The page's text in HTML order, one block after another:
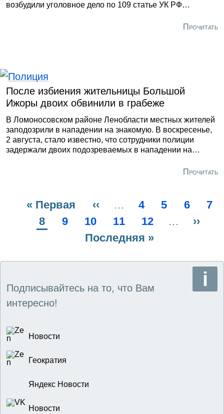
возбудили уголовное дело по 109 статье УК РФ
двух детей при пожаре на Будапештской улице. Об этом
обстоятельств произошедшего», — рассказали в
ведомстве.
Прочитать
После избиения жительницы Большой
Ижоры двоих обвинили в грабеже
В Ломоносовском районе Ленобласти местных жителей
заподозрили в нападении на знакомую. В воскресенье,
2 августа, стало известно, что сотрудники полиции
задержали двоих подозреваемых в нападении на
более полумиллиона рублей. По данным регионального
и похитили крупную сумму денег. Правоохранители
установили, что вечером 28 июля в квартире женщины
произошёл конфликт.
Прочитать
Нумерация
страниц
Первая
страница
« Первая
Предыдущая
страница
‹‹ … Page
4 Page
5 Page
6
7
Текущая
страница
8 Page
9 Page
10 Page
11 Page
12 …
››
Последняя
Последняя »
Подписывайтесь на то, что Вам
интересно!
Новости
Геократия
Яндекс Новости
Новости